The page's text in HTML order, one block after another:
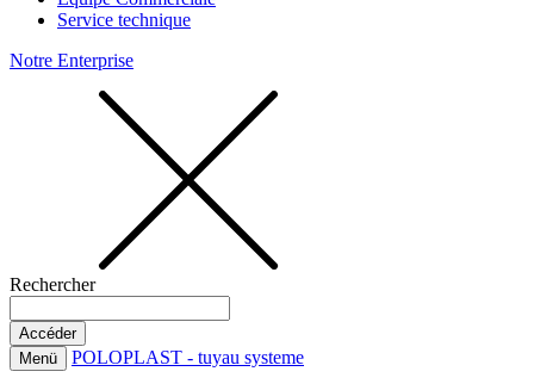
Service technique
Notre Enterprise
Rechercher
Menü POLOPLAST - tuyau systeme